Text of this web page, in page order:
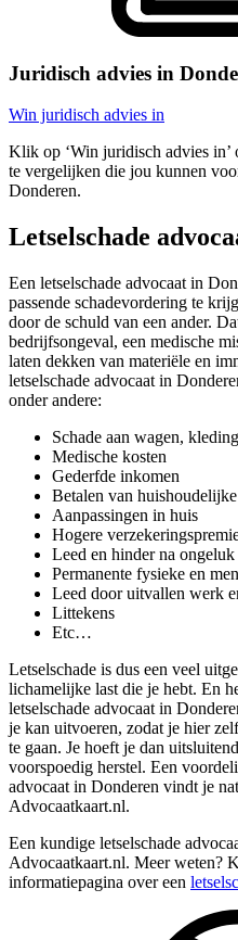
Juridisch advies in
Win juridisch advies in
Klik op ‘Win juridisch advies in’
te vergelijken die jou kunnen
Donderen.
Letselschade
Een letselschade advocaat in
passende schadevordering te
door de schuld van een ander.
bedrijfsongeval, een medische
laten dekken van materiële en
letselschade advocaat in
onder andere:
Schade aan wagen,
Medische kosten
Gederfde inkomen
Betalen van
Aanpassingen in huis
Hogere
Leed en hinder na ongeluk
Permanente fysieke en
Leed door uitvallen werk
Littekens
Etc…
Letselschade is dus een veel
lichamelijke last die je hebt. En
letselschade advocaat in
je kan uitvoeren, zodat je hier
te gaan. Je hoeft je dan
voorspoedig herstel. Een
advocaat in Donderen vindt je
Advocaatkaart.nl.
Een kundige letselschade
Advocaatkaart.nl. Meer weten?
informatiepagina over een